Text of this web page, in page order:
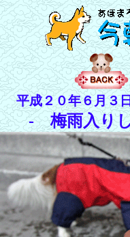
平成２０年６月３
- 梅雨入り